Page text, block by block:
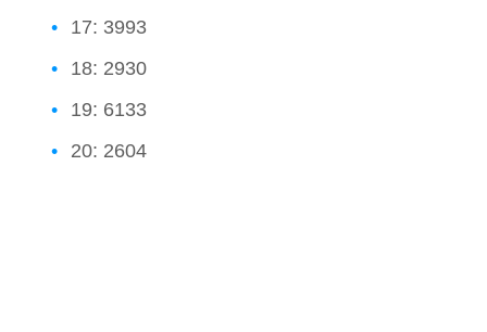
17: 3993
18: 2930
19: 6133
20: 2604